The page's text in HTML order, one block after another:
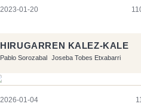
2023-01-20
HIRUGARREN KALEZ-KALE
Pablo Sorozabal Joseba Tobes Etxabarri
2026-01-04